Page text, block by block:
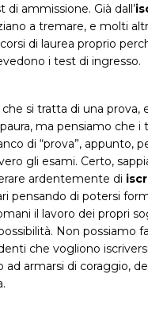
di ammissione. Già dall’
a tremare, e molti
di laurea proprio
i test di ingresso.
si tratta di una prova,
ma pensiamo che i
di “prova”, appunto,
gli esami. Certo,
ardentemente di
pensando di potersi
il lavoro dei propri
Non possiamo
che vogliono iscriversi
ad armarsi di coraggio,